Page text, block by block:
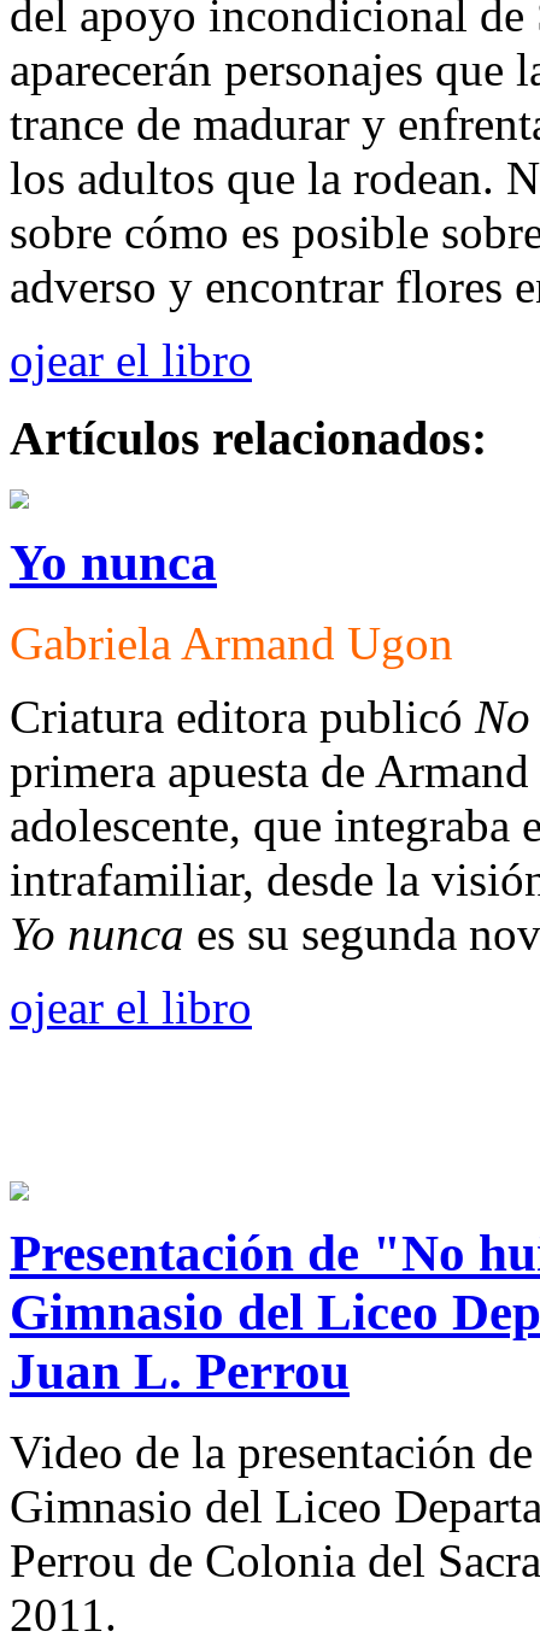
del apoyo incondicional de
aparecerán personajes que
trance de madurar y
los adultos que la rodean.
sobre cómo es posible
adverso y encontrar flores
ojear el libro
Artículos relacionados:
Yo nunca
Gabriela Armand Ugon
Criatura editora publicó
primera apuesta de
adolescente, que integraba
intrafamiliar, desde la
Yo nunca es su segunda
ojear el libro
Presentación de "No
Gimnasio del Liceo
Juan L. Perrou
Video de la presentación
Gimnasio del Liceo
Perrou de Colonia del
2011.